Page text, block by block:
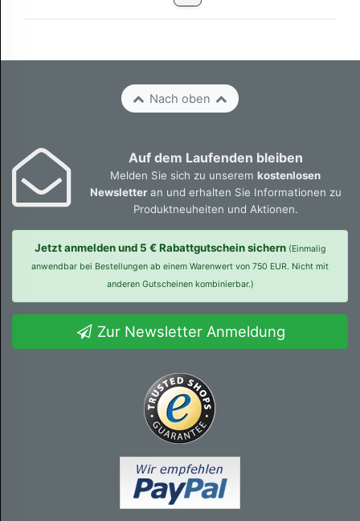
Nach oben
Auf dem Laufenden bleiben
Melden Sie sich zu unserem kostenlosen
Newsletteran und erhalten Sie Informationen zu
Produktneuheiten und Aktionen.
Jetzt anmelden und 5 € Rabattgutschein sichern (Einmalig
anwendbar bei Bestellungen ab einem Warenwert von 750 EUR. Nicht mit
anderen Gutscheinen kombinierbar.)
Zur Newsletter Anmeldung